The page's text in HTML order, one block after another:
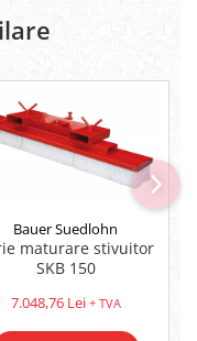
Bauer Suedlohn
maturare stivuitor
SKB 150
7.048,76 Lei + TVA